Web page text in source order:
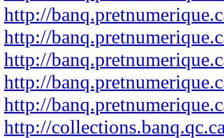
http://
http://
http://
http://
http://
http://